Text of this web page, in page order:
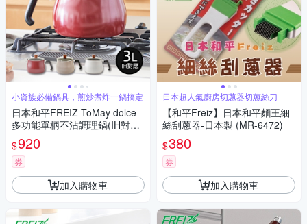
小資族必備鍋具，煎炒煮炸一鍋搞定
日本和平FREIZ ToMay dolce
多功能單柄不沾調理鍋(IH對應)
-3L-多色可選
$920
券
加入購物車
日本超人氣廚房切蔥器切蔥絲刀
【和平Freiz】日本和平麵王細
絲刮蔥器-日本製 (MR-6472)
$380
券
加入購物車